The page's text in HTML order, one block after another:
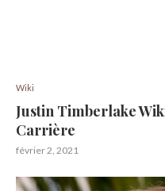
Wiki
Justin Timberlake
Carrière
février 2, 2021